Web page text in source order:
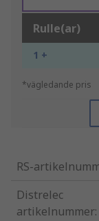
Rulle(ar)
1 +
*vägledande pris
RS-
Distrelec
artikelnummer: